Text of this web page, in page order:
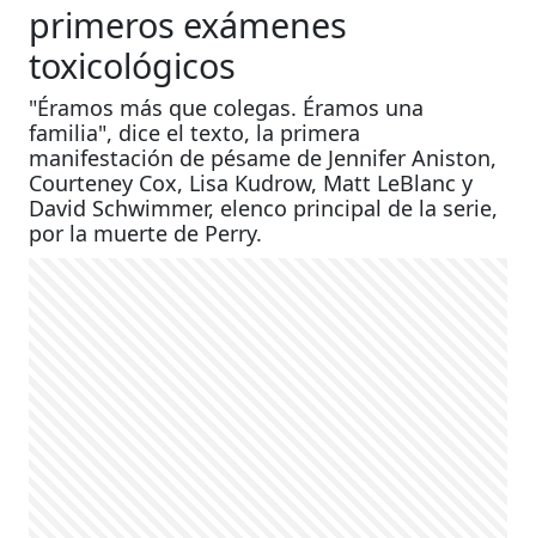
primeros exámenes
toxicológicos
"Éramos más que colegas. Éramos una
familia", dice el texto, la primera
manifestación de pésame de Jennifer Aniston,
Courteney Cox, Lisa Kudrow, Matt LeBlanc y
David Schwimmer, elenco principal de la serie,
por la muerte de Perry.